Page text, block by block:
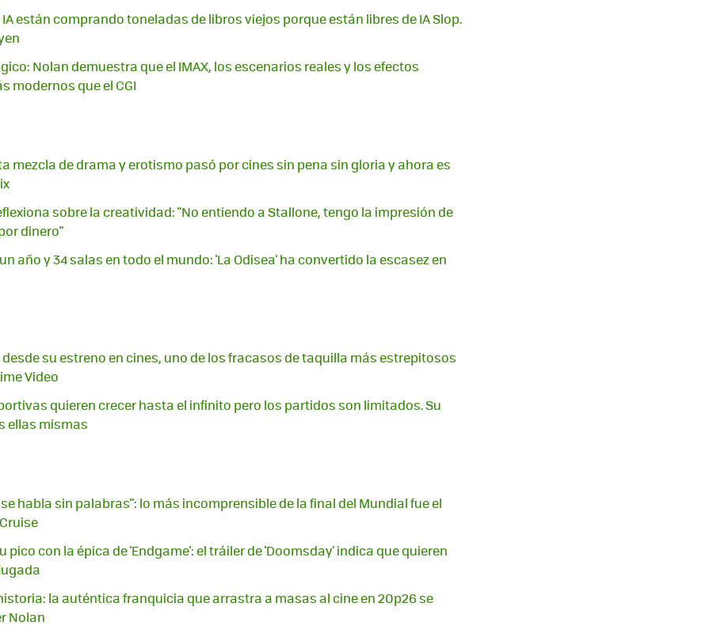
están comprando toneladas de libros viejos porque están libres de IA Slop.
Nolan demuestra que el IMAX, los escenarios reales y los efectos
modernos que el CGI
mezcla de drama y erotismo pasó por cines sin pena sin gloria y ahora es
sobre la creatividad: "No entiendo a Stallone, tengo la impresión de
dinero"
año y 34 salas en todo el mundo: 'La Odisea' ha convertido la escasez en
su estreno en cines, uno de los fracasos de taquilla más estrepitosos
Video
quieren crecer hasta el infinito pero los partidos son limitados. Su
ellas mismas
habla sin palabras": lo más incomprensible de la final del Mundial fue el
pico con la épica de 'Endgame': el tráiler de 'Doomsday' indica que quieren
la auténtica franquicia que arrastra a masas al cine en 20p26 se
Nolan